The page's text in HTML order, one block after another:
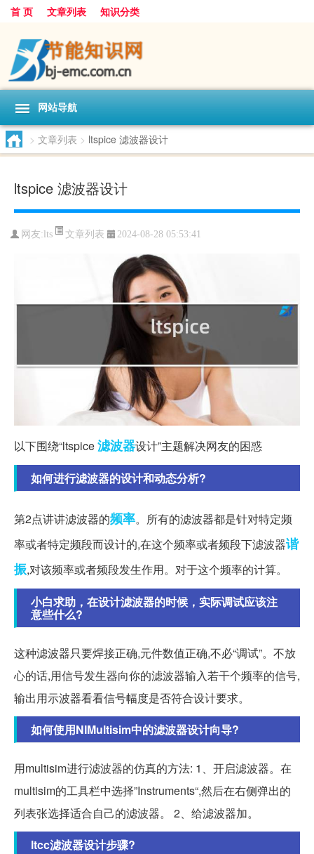
首 页 文章列表 知识分类
网站导航
> 文章列表 > ltspice 滤波器设计
ltspice 滤波器设计
网友: lts 文章列表 2024-08-28 05:53:41
以下围绕“ltspice滤波器设计”主题解决网友的困惑
如何进行滤波器的设计和动态分析?
第2点讲讲滤波器的频率。所有的滤波器都是针对特定频
率或者特定频段而设计的,在这个频率或者频段下滤波器谐
振,对该频率或者频段发生作用。对于这个频率的计算。
小白求助，在设计滤波器的时候，实际调试应该注
意些什么?
这种滤波器只要焊接正确,元件数值正确,不必“调试”。不放
心的话,用信号发生器向你的滤波器输入若干个频率的信号,
输出用示波器看看信号幅度是否符合设计要求。
如何使用NIMultisim中的滤波器设计向导?
用multisim进行滤波器的仿真的方法: 1、开启滤波器。在
multisim的工具栏中选择”Instruments“,然后在右侧弹出的
列表张选择适合自己的滤波器。 2、给滤波器加。
ltcc滤波器设计步骤?